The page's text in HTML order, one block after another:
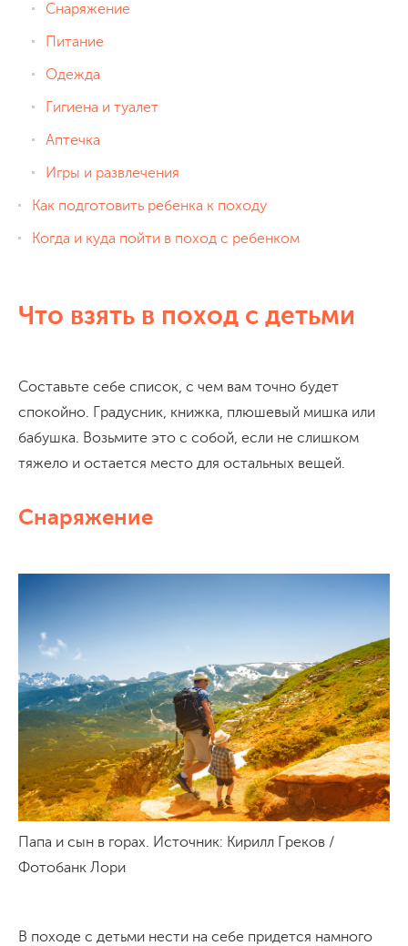
Снаряжение
Питание
Одежда
Гигиена и туалет
Аптечка
Игры и развлечения
Как подготовить ребенка к походу
Когда и куда пойти в поход с ребенком
Что взять в поход с детьми
Составьте себе список, с чем вам точно будет
спокойно. Градусник, книжка, плюшевый мишка или
бабушка. Возьмите это с собой, если не слишком
тяжело и остается место для остальных вещей.
Снаряжение
Папа и сын в горах. Источник: Кирилл Греков /
Фотобанк Лори
В походе с детьми нести на себе придется намного